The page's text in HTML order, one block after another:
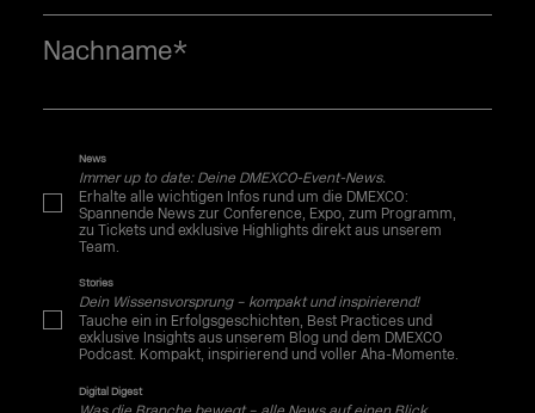
Nachname*
News
Immer up to date: Deine DMEXCO-Event-News.
Erhalte alle wichtigen Infos rund um die DMEXCO:
Spannende News zur Conference, Expo, zum Programm,
zu Tickets und exklusive Highlights direkt aus unserem
Team.
Stories
Dein Wissensvorsprung – kompakt und inspirierend!
Tauche ein in Erfolgsgeschichten, Best Practices und
exklusive Insights aus unserem Blog und dem DMEXCO
Podcast. Kompakt, inspirierend und voller Aha-Momente.
Digital Digest